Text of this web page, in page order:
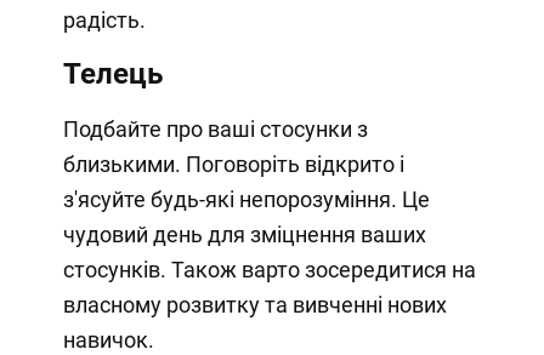
радість.
Телець
Подбайте про ваші стосунки з
близькими. Поговоріть відкрито і
з'ясуйте будь-які непорозуміння. Це
чудовий день для зміцнення ваших
стосунків. Також варто зосередитися на
власному розвитку та вивченні нових
навичок.